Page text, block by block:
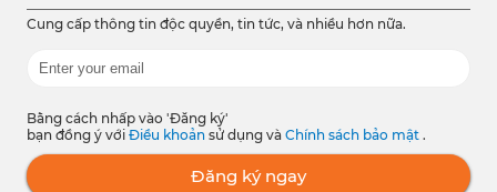
Cung cấp thông tin độc quyền, tin tức, và nhiều hơn nữa.
Bằng cách nhấp vào 'Đăng ký'
bạn đồng ý với Điều khoản sử dụng và Chính sách bảo mật .
Đăng ký ngay